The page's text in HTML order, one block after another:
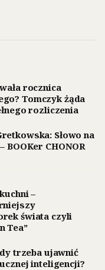
rocznica
Tomczyk żąda
rozliczenia
Słowo na
BOOKer CHONOR
–
świata czyli
Tea”
trzeba ujawnić
inteligencji?